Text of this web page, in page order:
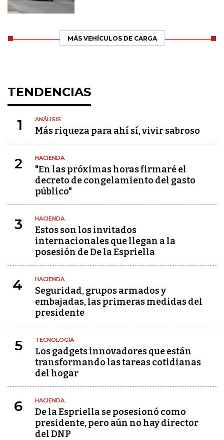
MÁS VEHÍCULOS DE CARGA
TENDENCIAS
1 ANÁLISIS
Más riqueza para ahí sí, vivir sabroso
2 HACIENDA
"En las próximas horas firmaré el
decreto de congelamiento del gasto
público"
3 HACIENDA
Estos son los invitados
internacionales que llegan a la
posesión de De la Espriella
4 HACIENDA
Seguridad, grupos armados y
embajadas, las primeras medidas del
presidente
5 TECNOLOGÍA
Los gadgets innovadores que están
transformando las tareas cotidianas
del hogar
6 HACIENDA
De la Espriella se posesionó como
presidente, pero aún no hay director
del DNP